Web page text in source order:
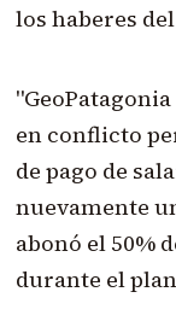
los haberes
en conflicto
de pago de
nuevamente
abonó el 50%
durante el